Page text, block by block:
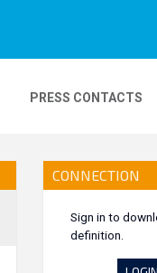
PRESS CONTACTS
CONNECTION
Sign in to
definition.